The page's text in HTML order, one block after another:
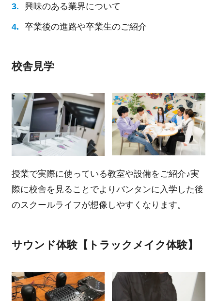
興味のある業界について
卒業後の進路や卒業生のご紹介
校舎見学
授業で実際に使っている教室や設備をご紹介♪実
際に校舎を見ることでよりバンタンに入学した後
のスクールライフが想像しやすくなります。
サウンド体験【トラックメイク体験】